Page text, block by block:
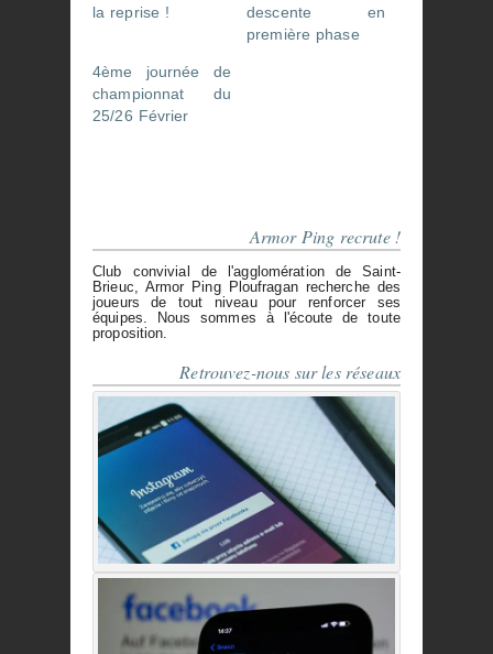
la reprise !
descente en
première phase
4ème journée de
championnat du
25/26 Février
Armor Ping recrute !
Club convivial de l'agglomération de Saint-
Brieuc, Armor Ping Ploufragan recherche des
joueurs de tout niveau pour renforcer ses
équipes. Nous sommes à l'écoute de toute
proposition.
Retrouvez-nous sur les réseaux